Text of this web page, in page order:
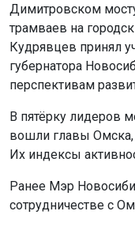
Димитровском
трамваев на
Кудрявцев принял
губернатора
перспективам
В пятёрку лидеров
вошли главы Омска,
Их индексы
Ранее Мэр
сотрудничестве с